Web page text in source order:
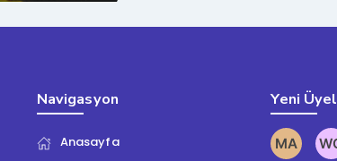
Navigasyon
Anasayfa
Yeni